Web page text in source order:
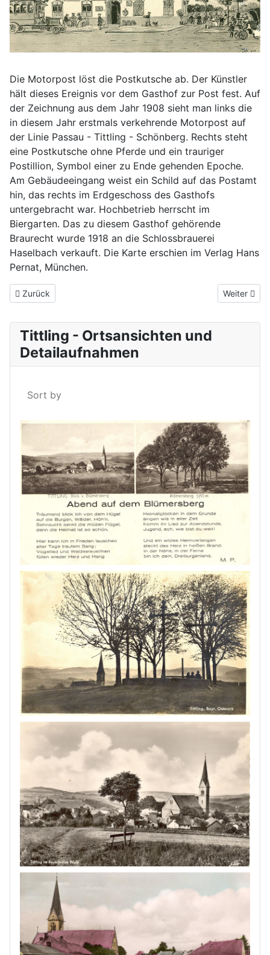
Die Motorpost löst die Postkutsche ab. Der Künstler
hält dieses Ereignis vor dem Gasthof zur Post fest. Auf
der Zeichnung aus dem Jahr 1908 sieht man links die
in diesem Jahr erstmals verkehrende Motorpost auf
der Linie Passau - Tittling - Schönberg. Rechts steht
eine Postkutsche ohne Pferde und ein trauriger
Postillion, Symbol einer zu Ende gehenden Epoche.
Am Gebäudeeingang weist ein Schild auf das Postamt
hin, das rechts im Erdgeschoss des Gasthofs
untergebracht war. Hochbetrieb herrscht im
Biergarten. Das zu diesem Gasthof gehörende
Braurecht wurde 1918 an die Schlossbrauerei
Haselbach verkauft. Die Karte erschien im Verlag Hans
Pernat, München.
Vorheriger Beitrag: Ein Amerikaner in Tittling
Zurück Nächster
Weiter
Tittling - Ortsansichten und
Detailaufnahmen
Sort by